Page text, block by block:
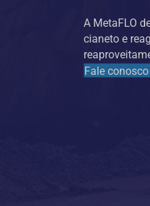
A MetaFLO
cianeto e
Fale conosco